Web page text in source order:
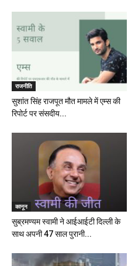
राजनीति
सुशांत सिंह राजपूत मौत मामले में एम्स की
रिपोर्ट पर संसदीय...
कानून
सुब्रमण्यम स्वामी ने आईआईटी दिल्ली के
साथ अपनी 47 साल पुरानी...